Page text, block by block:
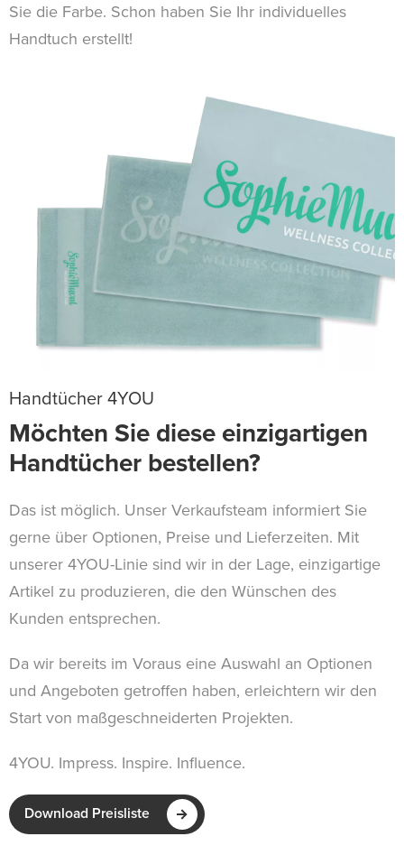
Sie die Farbe. Schon haben Sie Ihr individuelles
Handtuch erstellt!
Handtücher 4YOU
Möchten Sie diese einzigartigen
Handtücher bestellen?
Das ist möglich. Unser Verkaufsteam informiert Sie
gerne über Optionen, Preise und Lieferzeiten. Mit
unserer 4YOU-Linie sind wir in der Lage, einzigartige
Artikel zu produzieren, die den Wünschen des
Kunden entsprechen.
Da wir bereits im Voraus eine Auswahl an Optionen
und Angeboten getroffen haben, erleichtern wir den
Start von maßgeschneiderten Projekten.
4YOU. Impress. Inspire. Influence.
Download Preisliste